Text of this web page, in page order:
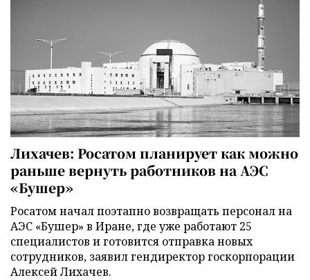
Лихачев: Росатом планирует как можно
раньше вернуть работников на АЭС
«Бушер»
Росатом начал поэтапно возвращать персонал на
АЭС «Бушер» в Иране, где уже работают 25
специалистов и готовится отправка новых
сотрудников, заявил гендиректор госкорпорации
Алексей Лихачев.